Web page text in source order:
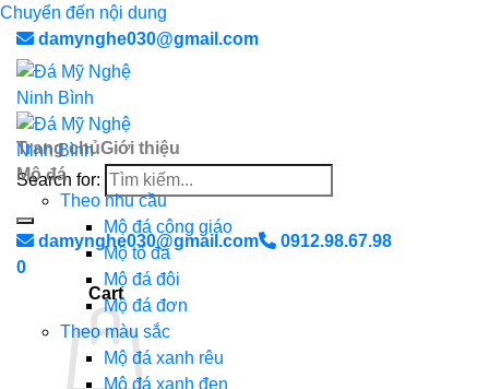
Chuyển đến nội dung
damynghe030@gmail.com
Search for:
damynghe030@gmail.com
0912.98.67.98
0
Cart
Trang chủGiới thiệu
Mộ đá
Theo nhu cầu
Mộ đá công giáo
Mộ tổ đá
Mộ đá đôi
Mộ đá đơn
Theo màu sắc
Mộ đá xanh rêu
Mộ đá xanh đen